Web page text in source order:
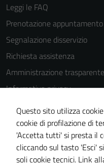
Leggi le FAQ
Prenotazione appuntamento
Segnalazione disservizio
Richiesta assistenza
Amministrazione trasparente
Informativa privacy
Note legali
Dichiarazione di accessibilità
Piano di miglioramento del
Questo sito utilizza
cookie di profilazione di
'Accetta tutti' si presta il
cliccando sul tasto 'Esci'
soli cookie tecnici. Link